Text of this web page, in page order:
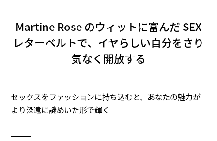
Martine Rose のウィットに富んだ SEX
レターベルトで、イヤらしい自分をさり
気なく開放する
セックスをファッションに持ち込むと、あなたの魅力が
より深遠に謎めいた形で輝く